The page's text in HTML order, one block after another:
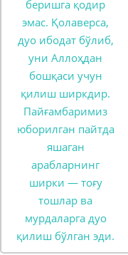
беришга қодир
эмас. Қолаверса,
дуо ибодат бўлиб,
уни Аллоҳдан
бошқаси учун
қилиш ширкдир.
Пайғамбаримиз
юборилган пайтда
яшаган
арабларнинг
ширки — тоғу
тошлар ва
мурдаларга дуо
қилиш бўлган эди.